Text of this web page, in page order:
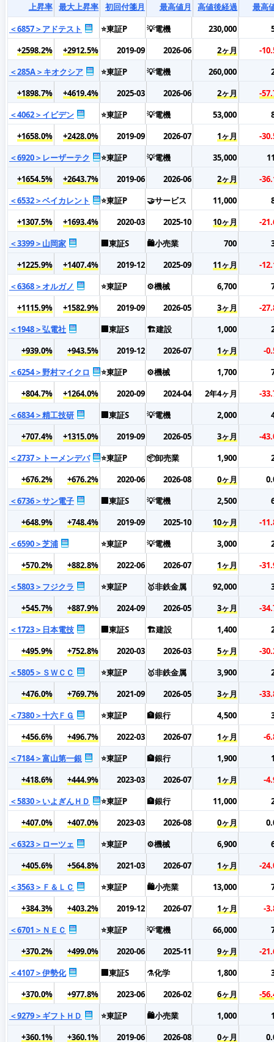
上昇率 最大上昇率 初回付箋月 最高値月 高値後経過
最高
＜6857＞アドテスト
⭐東証P 💡電機 230,000
+2598.2%
+2912.5% 2019-09 2026-06 2ヶ月
-
＜285A＞キオクシア
⭐東証P 💡電機 260,000
+1898.7%
+4619.4% 2025-03 2026-06 2ヶ月
-
＜4062＞イビデン
⭐東証P 💡電機 53,000
+1658.0%
+2428.0% 2019-09 2026-07 1ヶ月
-
＜6920＞レーザーテク
⭐東証P 💡電機 35,000
+1654.5%
+2643.7% 2019-06 2026-06 2ヶ月
-
＜6532＞ベイカレント
⭐東証P 🤝サービス 11,000
+1307.5%
+1693.4% 2020-03 2025-10 10ヶ月
-
＜3399＞山岡家
🏢東証S 🛍️小売業 700
+1225.9%
+1407.4% 2019-12 2025-09 11ヶ月
-
＜6368＞オルガノ
⭐東証P ⚙️機械 6,700
+1115.9%
+1582.9% 2019-09 2026-05 3ヶ月
-
＜1948＞弘電社
🏢東証S 🏗️建設 1,000
+939.0%
+943.5% 2019-12 2026-07 1ヶ月
-
＜6254＞野村マイクロ
⭐東証P ⚙️機械 1,700
+804.7%
+1264.0% 2020-09 2024-04 2年4ヶ月
-
＜6834＞精工技研
🏢東証S 💡電機 2,000
+707.4%
+1315.0% 2019-09 2026-05 3ヶ月
-
＜2737＞トーメンデバ
⭐東証P 📦卸売業 1,900
+676.2%
+676.2% 2020-06 2026-08 0ヶ月
＜6736＞サン電子
🏢東証S 💡電機 2,500
+648.9%
+748.4% 2019-09 2025-10 10ヶ月
-
＜6590＞芝浦
⭐東証P 💡電機 3,000
+570.2%
+882.8% 2022-06 2026-07 1ヶ月
-
＜5803＞フジクラ
⭐東証P 🥇非鉄金属 92,000
+545.7%
+887.9% 2024-09 2026-05 3ヶ月
-
＜1723＞日本電技
🏢東証S 🏗️建設 1,400
+495.9%
+752.8% 2020-03 2026-03 5ヶ月
-
＜5805＞ＳＷＣＣ
⭐東証P 🥇非鉄金属 3,900
+476.0%
+769.7% 2021-09 2026-05 3ヶ月
-
＜7380＞十六ＦＧ
⭐東証P 🏦銀行 4,500
+456.6%
+496.7% 2022-03 2026-07 1ヶ月
-
＜7184＞富山第一銀
⭐東証P 🏦銀行 1,900
+418.6%
+444.9% 2023-03 2026-07 1ヶ月
-
＜5830＞いよぎんＨＤ
⭐東証P 🏦銀行 11,000
+407.0%
+407.0% 2023-03 2026-08 0ヶ月
＜6323＞ローツェ
⭐東証P ⚙️機械 6,900
+405.6%
+564.8% 2021-03 2026-07 1ヶ月
-
＜3563＞Ｆ＆ＬＣ
⭐東証P 🛍️小売業 13,000
+384.3%
+403.2% 2019-12 2026-07 1ヶ月
-
＜6701＞ＮＥＣ
⭐東証P 💡電機 66,000
+370.2%
+499.0% 2020-06 2025-11 9ヶ月
-
＜4107＞伊勢化
🏢東証S ⚗️化学 1,800
+370.0%
+977.8% 2023-06 2026-02 6ヶ月
-
＜9279＞ギフトＨＤ
⭐東証P 🛍️小売業 1,000
+360.1%
+360.1% 2019-06 2026-08 0ヶ月